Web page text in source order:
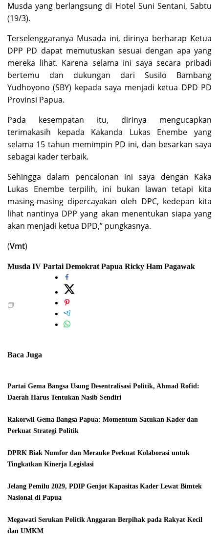
Musda yang berlangsung di Hotel Suni Sentani, Sabtu
(19/3).
Terselenggaranya Musada ini, dirinya berharap Ketua
DPP PD dapat memutuskan sesuai dengan apa yang
mereka lihat. Karena selama ini saya secara pribadi
bertemu dan dukungan dari Susilo Bambang
Yudhoyono (SBY) kepada saya menjadi ketua DPD PD
Provinsi Papua.
Pada kesempatan itu, dirinya mengucapkan
terimakasih kepada Kakanda Lukas Enembe yang
selama 15 tahun memimpin PD ini, dan besarkan saya
sebagai kader terbaik.
Sehingga dalam pencalonan ini saya dengan Kaka
Lukas Enembe terpilih, ini bukan lawan tetapi kita
masing-masing dipercayakan oleh DPC, kedepan kita
lihat nantinya DPP yang akan menentukan siapa yang
akan menjadi ketua DPD,” pungkasnya.
(Vmt)
Musda IV Partai Demokrat Papua Ricky Ham Pagawak
Baca Juga
Partai Gema Bangsa Usung Desentralisasi Politik, Ahmad Rofid:
Daerah Harus Tentukan Nasib Sendiri
Rakorwil Gema Bangsa Papua: Momentum Satukan Kader dan
Perkuat Strategi Politik
DPRK Biak Numfor dan Merauke Perkuat Kolaborasi untuk
Tingkatkan Kinerja Legislasi
Jelang Pemilu 2029, PDIP Genjot Kapasitas Kader Lewat Bimtek
Nasional di Papua
Megawati Serukan Politik Anggaran Berpihak pada Rakyat Kecil
dan UMKM